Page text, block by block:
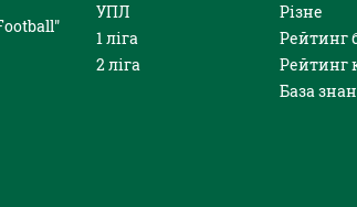
УПЛ
1 ліга
2 ліга
Різне
Рейтинг
Рейтинг
База